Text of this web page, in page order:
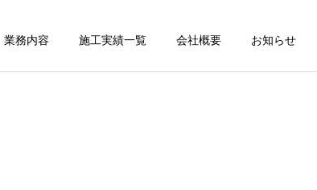
業務内容 施工実績一覧 会社概要 お知らせ